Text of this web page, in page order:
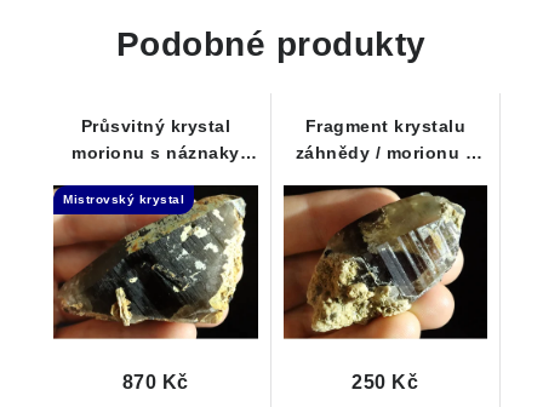
Podobné produkty
Průsvitný krystal
morionu s náznaky
Mistrovský krystal
870 Kč
Fragment krystalu
záhnědy / morionu s
horniny
250 Kč